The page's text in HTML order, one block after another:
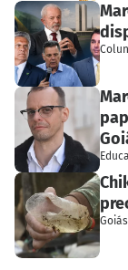
Goiás